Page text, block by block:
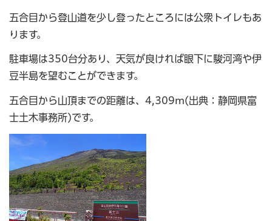
五合目から登山道を少し登ったところには公衆トイレもあ
ります。
駐車場は350台分あり、天気が良ければ眼下に駿河湾や伊
豆半島を望むことができます。
五合目から山頂までの距離は、4,309m(出典：静岡県富
士土木事務所)です。